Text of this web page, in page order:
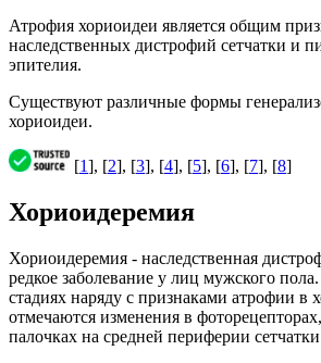
Атрофия хориоидеи является общим
наследственных дистрофий сетчатки и
эпителия.
Существуют различные формы
хориоидеи.
[1], [2], [3], [4], [5], [6], [7], [8]
Хориоидеремия
Хориоидеремия - наследственная
редкое заболевание у лиц мужского
стадиях наряду с признаками атрофии в
отмечаются изменения в
палочках на средней периферии